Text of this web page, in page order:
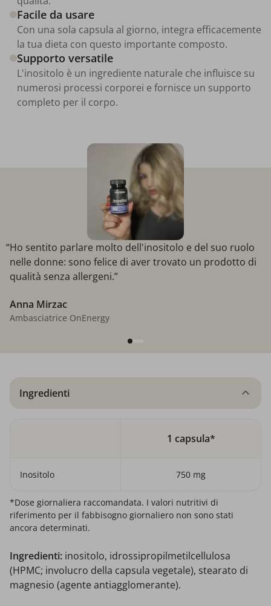
Facile da usare
Con una sola capsula al giorno, integra efficacemente
la tua dieta con questo importante composto.
Supporto versatile
L'inositolo è un ingrediente naturale che influisce su
numerosi processi corporei e fornisce un supporto
completo per il corpo.
“Ho sentito parlare molto dell'inositolo e del suo ruolo
nelle donne: sono felice di aver trovato un prodotto di
qualità senza allergeni.”
Anna Mirzac
Ambasciatrice OnEnergy
Ingredienti
1 capsula*
Inositolo 750 mg
*Dose giornaliera raccomandata. I valori nutritivi di
riferimento per il fabbisogno giornaliero non sono stati
ancora determinati.
Ingredienti: inositolo, idrossipropilmetilcellulosa
(HPMC; involucro della capsula vegetale), stearato di
magnesio (agente antiagglomerante).